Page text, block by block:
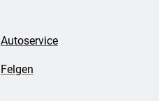
Autoservice
Felgen